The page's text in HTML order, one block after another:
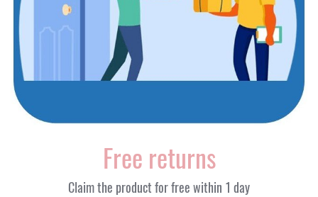
Free returns
Claim the product for free within 1 day